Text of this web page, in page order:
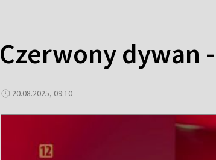
Czerwony dywan
20.08.2025, 09:10